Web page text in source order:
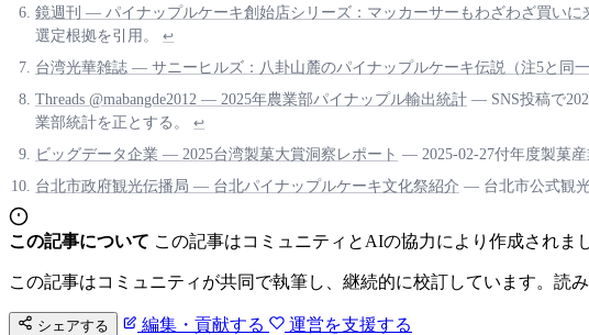
鏡週刊 — パイナップルケーキ創始店シリーズ：マッカーサーもわざわざ買いに
選定根拠を引用。
↩
台湾光華雑誌 — サニーヒルズ：八卦山麓のパイナップルケーキ伝説（注5と同一
Threads @mabangde2012 — 2025年農業部パイナップル輸出統計 — SNS投稿で
業部統計を正とする。
↩
ビッグデータ企業 — 2025台湾製菓大賞洞察レポート — 2025-02-27付年度製菓
台北市政府観光伝播局 — 台北パイナップルケーキ文化祭紹介 — 台北市公式観光
この記事について この記事はコミュニティとAIの協力により作成されま
この記事はコミュニティが共同で執筆し、継続的に校訂しています。読
シェアする 編集・貢献する 運営を支援する